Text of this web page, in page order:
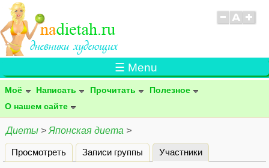
☰ Menu
Моё Написать Прочитать
Полезное
О нашем сайте
Диеты > Японская диета >
Главные вкладки
Просмотреть Записи группы Участники